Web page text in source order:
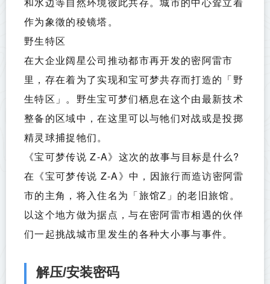
作为象徵的稜镜塔。
野生特区
在大企业阔星公司推动都市再开发的密阿雷市
里，存在着为了实现和宝可梦共存而打造的「野
生特区」。野生宝可梦们栖息在这个由最新技术
整备的区域中，在这里可以与牠们对战或是投掷
精灵球捕捉牠们。
《宝可梦传说 Z-A》这次的故事与目标是什么?
在《宝可梦传说 Z-A》中，因旅行而造访密阿雷
市的主角，将入住名为「旅馆Z」的老旧旅馆。
以这个地方做为据点，与在密阿雷市相遇的伙伴
们一起挑战城市里发生的各种大小事与事件。
解压/安装密码